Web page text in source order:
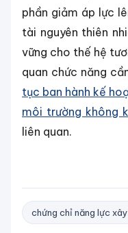
phần giảm áp lực
tài nguyên thiên
vững cho thế hệ
quan chức năng
tục ban hành kế
môi trường không
liên quan.
chứng chỉ năng lực